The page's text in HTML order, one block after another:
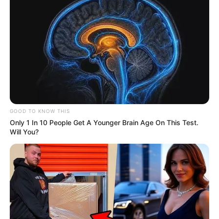
62576 ACS Idejane da Cruz Novais Miosso ***.752.898-** APTO ao
62577 ACE Idelania Mendes Marques Ramos ***.021.152-** APTO
62578 ACS Idelbrando Eduardo Pereira Simplicio ***.719.534-**
APTO ao Curso
62579 ACE Idelbrando Fontoura dos Santos ***.367.855-** APTO
62580 ACS Idelbrando Kennede Passos ***.109.195-** APTO ao
Curso
62582 ACS Idelfina Rabelo da Silva ***.668.282-** APTO ao Curso
62584 ACS Idelman Pinheiro da Costa Mesquita ***.013.702-**
APTO ao Curso
62585 ACS Idelmo de Souza Lima ***.560.222-** APTO ao Curso
62586 ACS Idelmo Rodrigues Barros ***.610.139-** NÃO Apto
62587 ACS Idelsandro Pinheiro de Sousa ***.873.183-** APTO ao
Curso
GOOD TO KNOW THIS
Only 1 In 10 People Get A Younger Brain Age On This Test.
Will You?